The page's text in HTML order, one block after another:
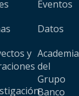
y
Eventos
Datos
Academia
del
Grupo
Banco